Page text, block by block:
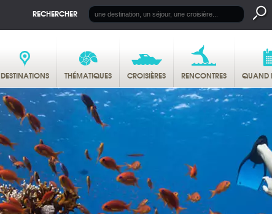
RECHERCHER
DESTINATIONS THÉMATIQUES CROISIÈRES RENCONTRES QUAND